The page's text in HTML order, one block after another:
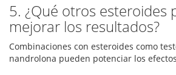
5. ¿Qué otros esteroides
mejorar los resultados?
Combinaciones con esteroides como
nandrolona pueden potenciar los